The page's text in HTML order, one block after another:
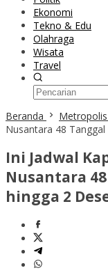
Ekonomi
Tekno & Edu
Olahraga
Wisata
Travel
Beranda Metropolis
Nusantara 48
Ini Jadwal
Nusantara
hingga 2